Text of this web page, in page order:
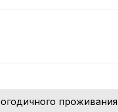
проживания